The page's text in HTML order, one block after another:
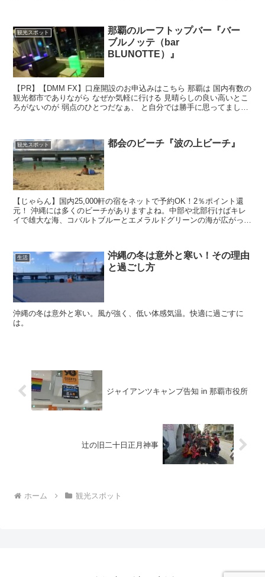
観光スポット
那覇のルーフトップバー『バー
ブルノッテ（bar
BLUNOTTE）』
【PR】【DMM FX】口座開設のお申込みはこちら 那覇は 国内有数の
観光都市でありながら なぜか気軽に行ける 見晴らしの良い高いとこ
ろがないのが 弱点のひとつだなぁ、 と自分では勝手に思ってまし
観光スポット 都会のビーチ『波の上ビーチ』
【じゃらん】国内25,000軒の宿をネットで予約OK！2％ポイント還
元！ 沖縄には多くのビーチがありますよね。中部や北部行けばキレ
イで雄大な海、コバルトブルーとエメラルドグリーンの海が広がって
生活
沖縄の冬は意外と寒い！その理由
と過ごし方
沖縄の冬は意外と寒い。風が強く、低い体感気温。快適に過ごすに
は。
ジャイアンツキャンプ告知 in 那覇市役所
辻の旧二十日正月神事
ホーム 観光スポット